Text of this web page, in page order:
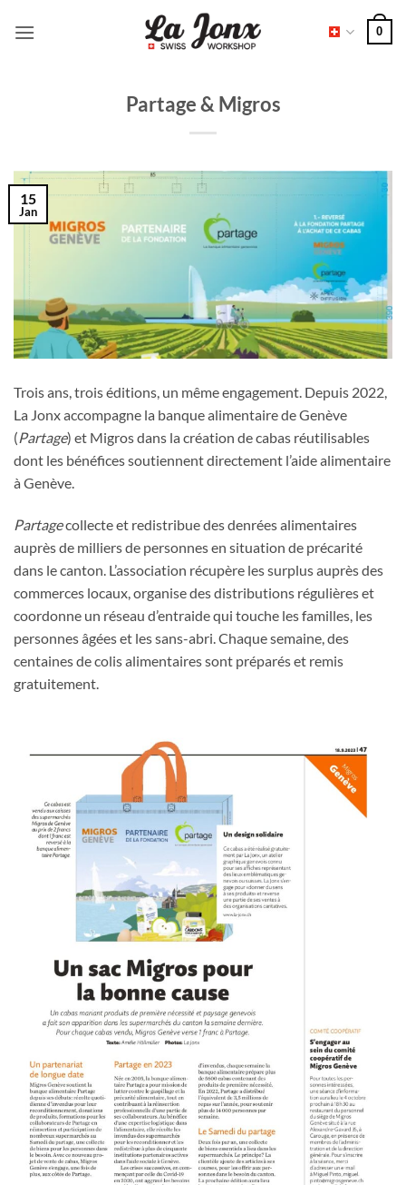
0
Partage & Migros
15
Jan
Trois ans, trois éditions, un même engagement. Depuis 2022,
La Jonx accompagne la banque alimentaire de Genève
(Partage) et Migros dans la création de cabas réutilisables
dont les bénéfices soutiennent directement l’aide alimentaire
à Genève.
Partagecollecte et redistribue des denrées alimentaires
auprès de milliers de personnes en situation de précarité
dans le canton. L’association récupère les surplus auprès des
commerces locaux, organise des distributions régulières et
coordonne un réseau d’entraide qui touche les familles, les
personnes âgées et les sans-abri. Chaque semaine, des
centaines de colis alimentaires sont préparés et remis
gratuitement.